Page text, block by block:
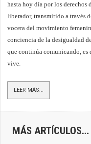
hasta hoy día por los derechos
liberador, transmitido a través
vocera del movimiento
conciencia de la desigualdad
que continúa comunicando, es
vive.
LEER MÁS...
MÁS ARTÍCULOS...